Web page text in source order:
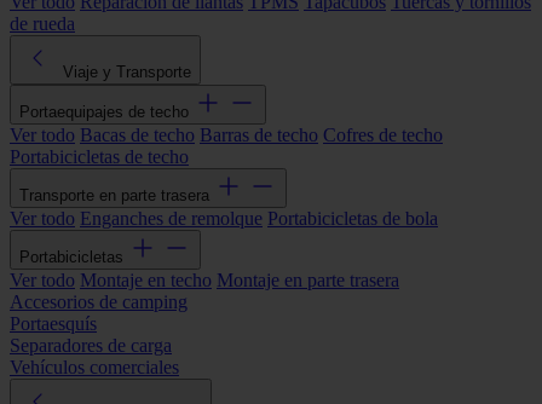
de rueda
Viaje y Transporte
Portaequipajes de techo
Ver todo Bacas de techo Barras de techo Cofres de techo
Portabicicletas de techo
Transporte en parte trasera
Ver todo Enganches de remolque Portabicicletas de bola
Portabicicletas
Ver todo Montaje en techo Montaje en parte trasera
Accesorios de camping
Portaesquís
Separadores de carga
Vehículos comerciales